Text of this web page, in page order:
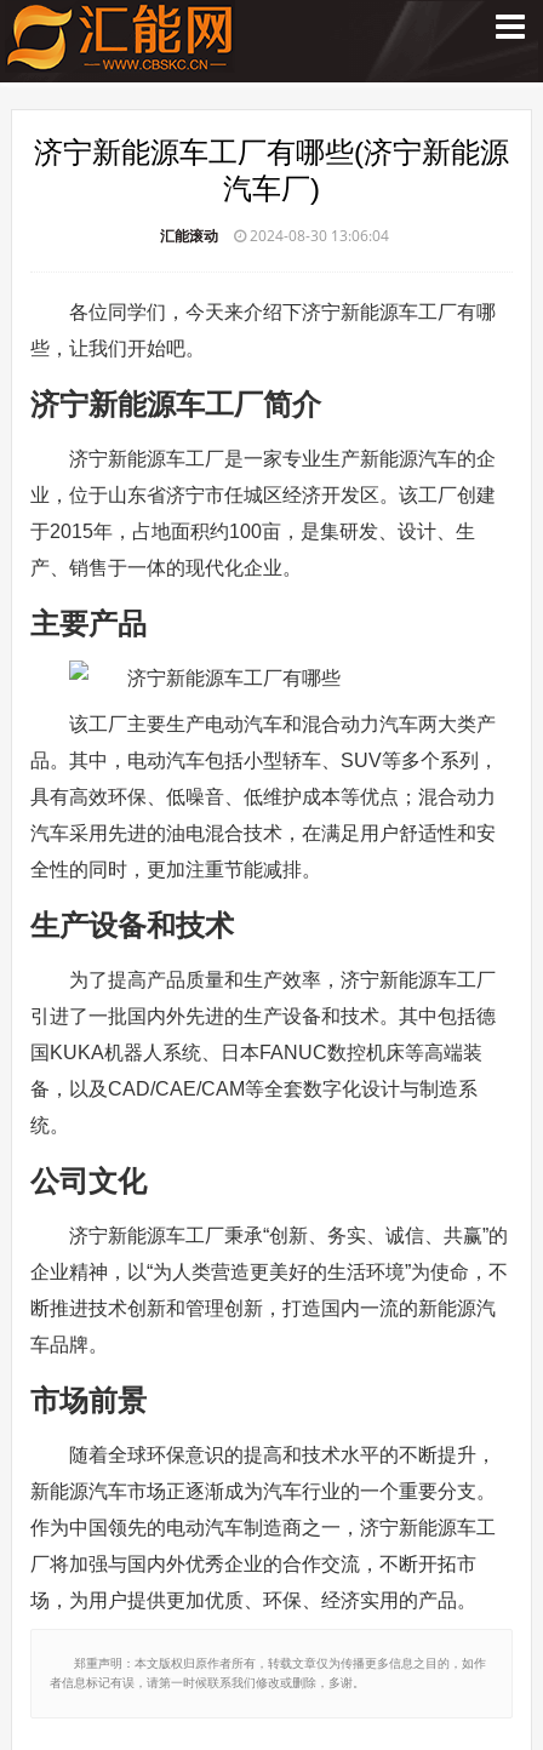
济宁新能源车工厂有哪些(济宁新能源
汽车厂)
汇能滚动 2024-08-30 13:06:04
各位同学们，今天来介绍下济宁新能源车工厂有哪
些，让我们开始吧。
济宁新能源车工厂简介
济宁新能源车工厂是一家专业生产新能源汽车的企
业，位于山东省济宁市任城区经济开发区。该工厂创建
于2015年，占地面积约100亩，是集研发、设计、生
产、销售于一体的现代化企业。
主要产品
该工厂主要生产电动汽车和混合动力汽车两大类产
品。其中，电动汽车包括小型轿车、SUV等多个系列，
具有高效环保、低噪音、低维护成本等优点；混合动力
汽车采用先进的油电混合技术，在满足用户舒适性和安
全性的同时，更加注重节能减排。
生产设备和技术
为了提高产品质量和生产效率，济宁新能源车工厂
引进了一批国内外先进的生产设备和技术。其中包括德
国KUKA机器人系统、日本FANUC数控机床等高端装
备，以及CAD/CAE/CAM等全套数字化设计与制造系
统。
公司文化
济宁新能源车工厂秉承“创新、务实、诚信、共赢”的
企业精神，以“为人类营造更美好的生活环境”为使命，不
断推进技术创新和管理创新，打造国内一流的新能源汽
车品牌。
市场前景
随着全球环保意识的提高和技术水平的不断提升，
新能源汽车市场正逐渐成为汽车行业的一个重要分支。
作为中国领先的电动汽车制造商之一，济宁新能源车工
厂将加强与国内外优秀企业的合作交流，不断开拓市
场，为用户提供更加优质、环保、经济实用的产品。
郑重声明：本文版权归原作者所有，转载文章仅为传播更多信息之目的，如作
者信息标记有误，请第一时候联系我们修改或删除，多谢。